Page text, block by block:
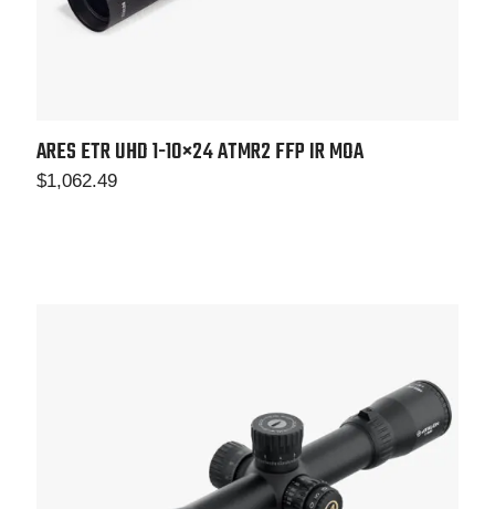
ARES ETR UHD 1-10×24ATMR2 FFP IR MOA
$1,062.49